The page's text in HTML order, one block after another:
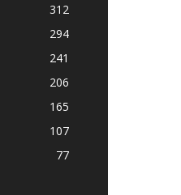
312
294
241
206
165
107
77